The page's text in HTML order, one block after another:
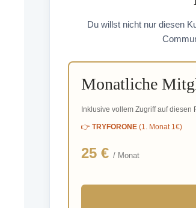
Du willst nicht nur diesen
Monatliche
Inklusive vollem Zugriff auf
👉TRYFORONE (1. Monat 1€)
25 €/ Monat